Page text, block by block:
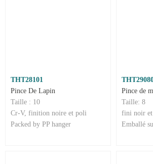
THT28101
Pince De Lapin
Taille : 10
Cr-V, finition noire et poli
Packed by PP hanger
Pince de
Taille: 8
fini noir
Emballé